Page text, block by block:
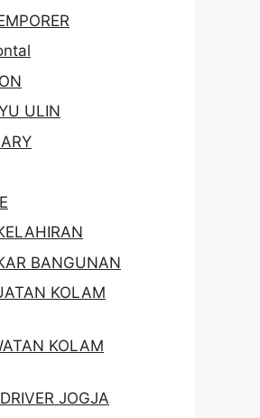
ULIN
BANGUNAN
KOLAM
KOLAM
JOGJA